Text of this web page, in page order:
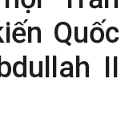
Quốc
II